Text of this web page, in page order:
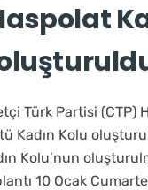
Türk Partisi (CTP)
Kadın Kolu
Kolu’nun
10 Ocak